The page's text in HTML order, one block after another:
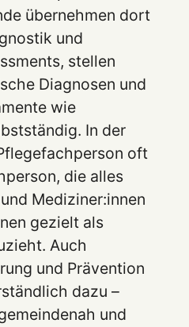
übernehmen dort
und
stellen
Diagnosen und
wie
In der
oft
die alles
Mediziner:innen
gezielt als
Auch
und Prävention
dazu –
und